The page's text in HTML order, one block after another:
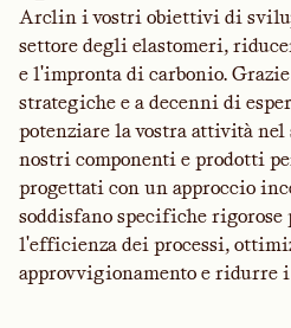
Arclin i vostri obiettivi di
settore degli elastomeri,
e l'impronta di carbonio.
strategiche e a decenni di
potenziare la vostra attività
nostri componenti e prodotti
progettati con un approccio
soddisfano specifiche
l'efficienza dei processi,
approvvigionamento e ridurre